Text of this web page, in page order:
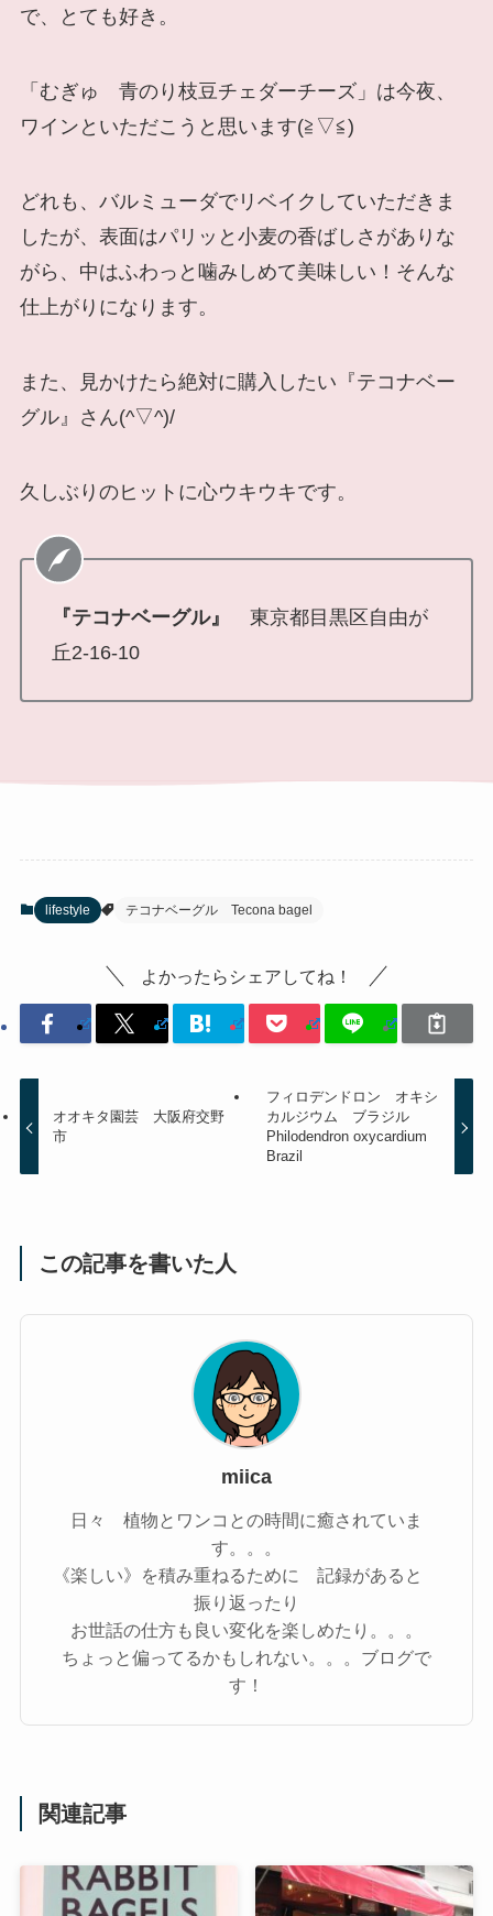
で、とても好き。
「むぎゅ 青のり枝豆チェダーチーズ」は今夜、
ワインといただこうと思います(≧▽≦)
どれも、バルミューダでリベイクしていただきま
したが、表面はパリッと小麦の香ばしさがありな
がら、中はふわっと噛みしめて美味しい！そんな
仕上がりになります。
また、見かけたら絶対に購入したい『テコナベー
グル』さん(^▽^)/
久しぶりのヒットに心ウキウキです。
『テコナベーグル』
東京都目黒区自由が
丘2-16-10
lifestyle テコナベーグル Tecona bagel
よかったらシェアしてね！
オオキタ園芸 大阪府交野
市
フィロデンドロン オキシ
カルジウム ブラジル
Philodendron oxycardium
Brazil
この記事を書いた人
miica
日々 植物とワンコとの時間に癒されていま
す。。。
《楽しい》を積み重ねるために 記録があると
振り返ったり
お世話の仕方も良い変化を楽しめたり。。。
ちょっと偏ってるかもしれない。。。ブログで
す！
関連記事